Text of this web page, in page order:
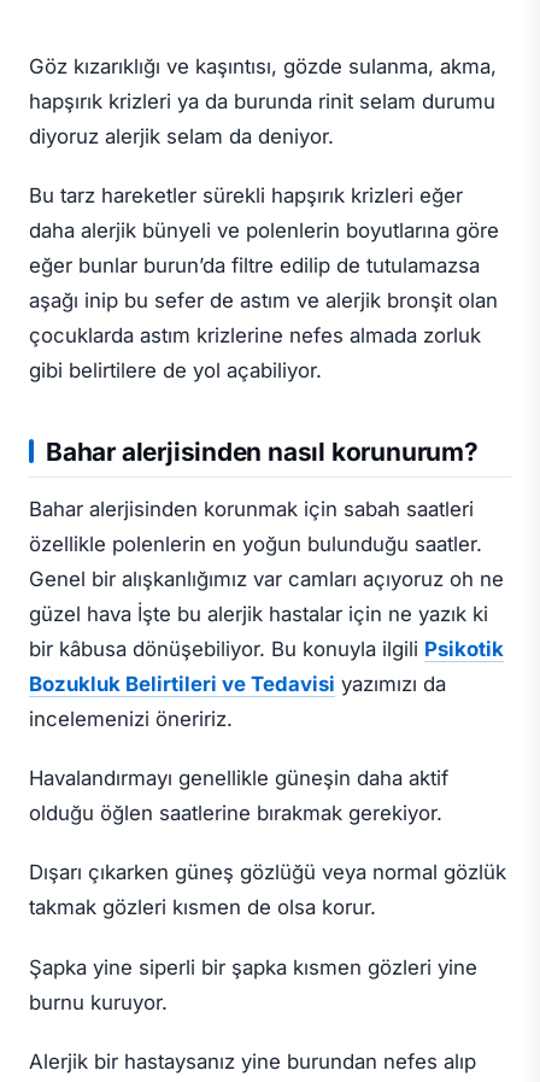
Göz kızarıklığı ve kaşıntısı, gözde sulanma, akma,
hapşırık krizleri ya da burunda rinit selam durumu
diyoruz alerjik selam da deniyor.
Bu tarz hareketler sürekli hapşırık krizleri eğer
daha alerjik bünyeli ve polenlerin boyutlarına göre
eğer bunlar burun’da filtre edilip de tutulamazsa
aşağı inip bu sefer de astım ve alerjik bronşit olan
çocuklarda astım krizlerine nefes almada zorluk
gibi belirtilere de yol açabiliyor.
Bahar alerjisinden nasıl korunurum?
Bahar alerjisinden korunmak için sabah saatleri
özellikle polenlerin en yoğun bulunduğu saatler.
Genel bir alışkanlığımız var camları açıyoruz oh ne
güzel hava İşte bu alerjik hastalar için ne yazık ki
bir kâbusa dönüşebiliyor. Bu konuyla ilgili Psikotik
Bozukluk Belirtileri ve Tedavisi yazımızı da
incelemenizi öneririz.
Havalandırmayı genellikle güneşin daha aktif
olduğu öğlen saatlerine bırakmak gerekiyor.
Dışarı çıkarken güneş gözlüğü veya normal gözlük
takmak gözleri kısmen de olsa korur.
Şapka yine siperli bir şapka kısmen gözleri yine
burnu kuruyor.
Alerjik bir hastaysanız yine burundan nefes alıp